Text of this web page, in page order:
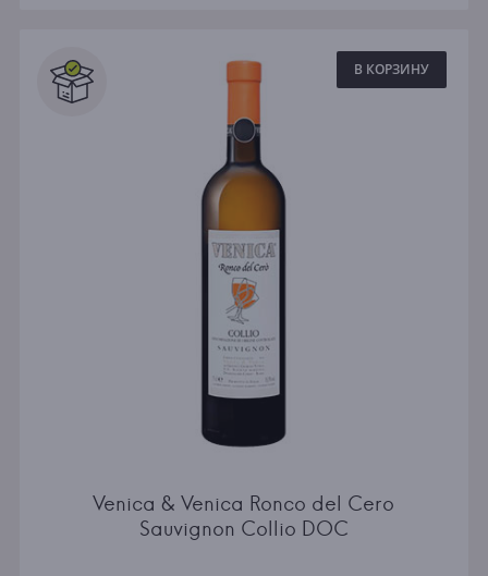
В КОРЗИНУ
Venica & Venica Ronco del Cero
Sauvignon Collio DOC